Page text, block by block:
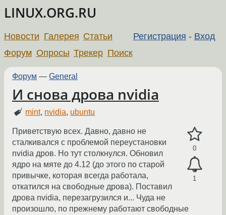
LINUX.ORG.RU
Регистрация - Вход
Новости Галерея Статьи
Форум Опросы Трекер Поиск
Форум — General
И снова дрова nvidia
mint, nvidia, ubuntu
0
1
Приветствую всех. Давно, давно не
сталкивался с проблемой переустановки
nvidia дров. Но тут столкнулся. Обновил
ядро на мяте до 4.12 (до этого по старой
привычке, которая всегда работала,
откатился на свободные дрова). Поставил
дрова nvidia, перезагрузился и... Чуда не
произошло, по прежнему работают свободные